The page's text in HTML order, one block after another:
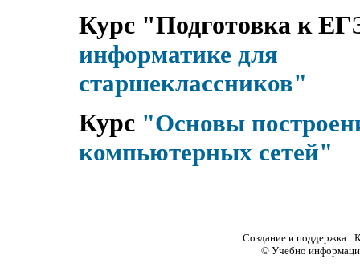
Курс "Подготовка к
информатике для
старшекласcников"
Курс "Основы
компьютерных сетей"
Создание и поддержка :
© Учебно